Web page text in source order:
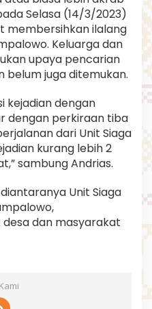
Selasa (14/3/2023)
membersihkan ilalang
Keluarga dan
upaya pencarian
belum juga ditemukan.
kejadian dengan
dengan perkiraan tiba
dari Unit Siaga
kurang lebih 2
sambung Andrias.
Unit Siaga
dan masyarakat